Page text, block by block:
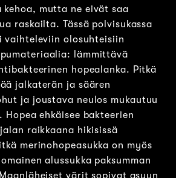
mutta ne eivät saa
raskailta. Tässä polvisukassa
vaihteleviin olosuhteisiin
lämmittävä
hopealanka. Pitkä
jalkaterän ja säären
ja joustava neulos mukautuu
Hopea ehkäisee bakteerien
raikkaana hikisissä
merinohopeasukka on myös
alussukka paksumman
värit sopivat asuun